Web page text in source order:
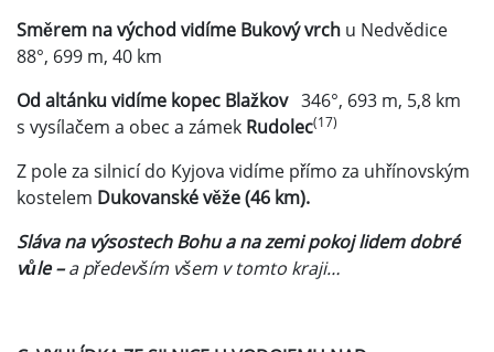
Směrem na východ vidíme Bukový vrch u Nedvědice
88°, 699 m, 40 km
Od altánku vidíme kopec Blažkov346°, 693 m, 5,8 km
s vysílačem a obec a zámek Rudolec(17)
Z pole za silnicí do Kyjova vidíme přímo za uhřínovským
kostelem Dukovanské věže (46 km).
Sláva na výsostech Bohu a na zemi pokoj lidem dobré
vůle –a především všem v tomto kraji…